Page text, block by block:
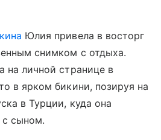
Юлия привела в восторг
снимком с отдыха.
на личной странице в
в ярком бикини, позируя на
в Турции, куда она
с сыном.